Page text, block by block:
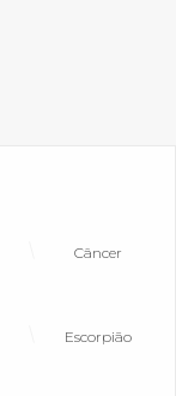
Câncer
Escorpião